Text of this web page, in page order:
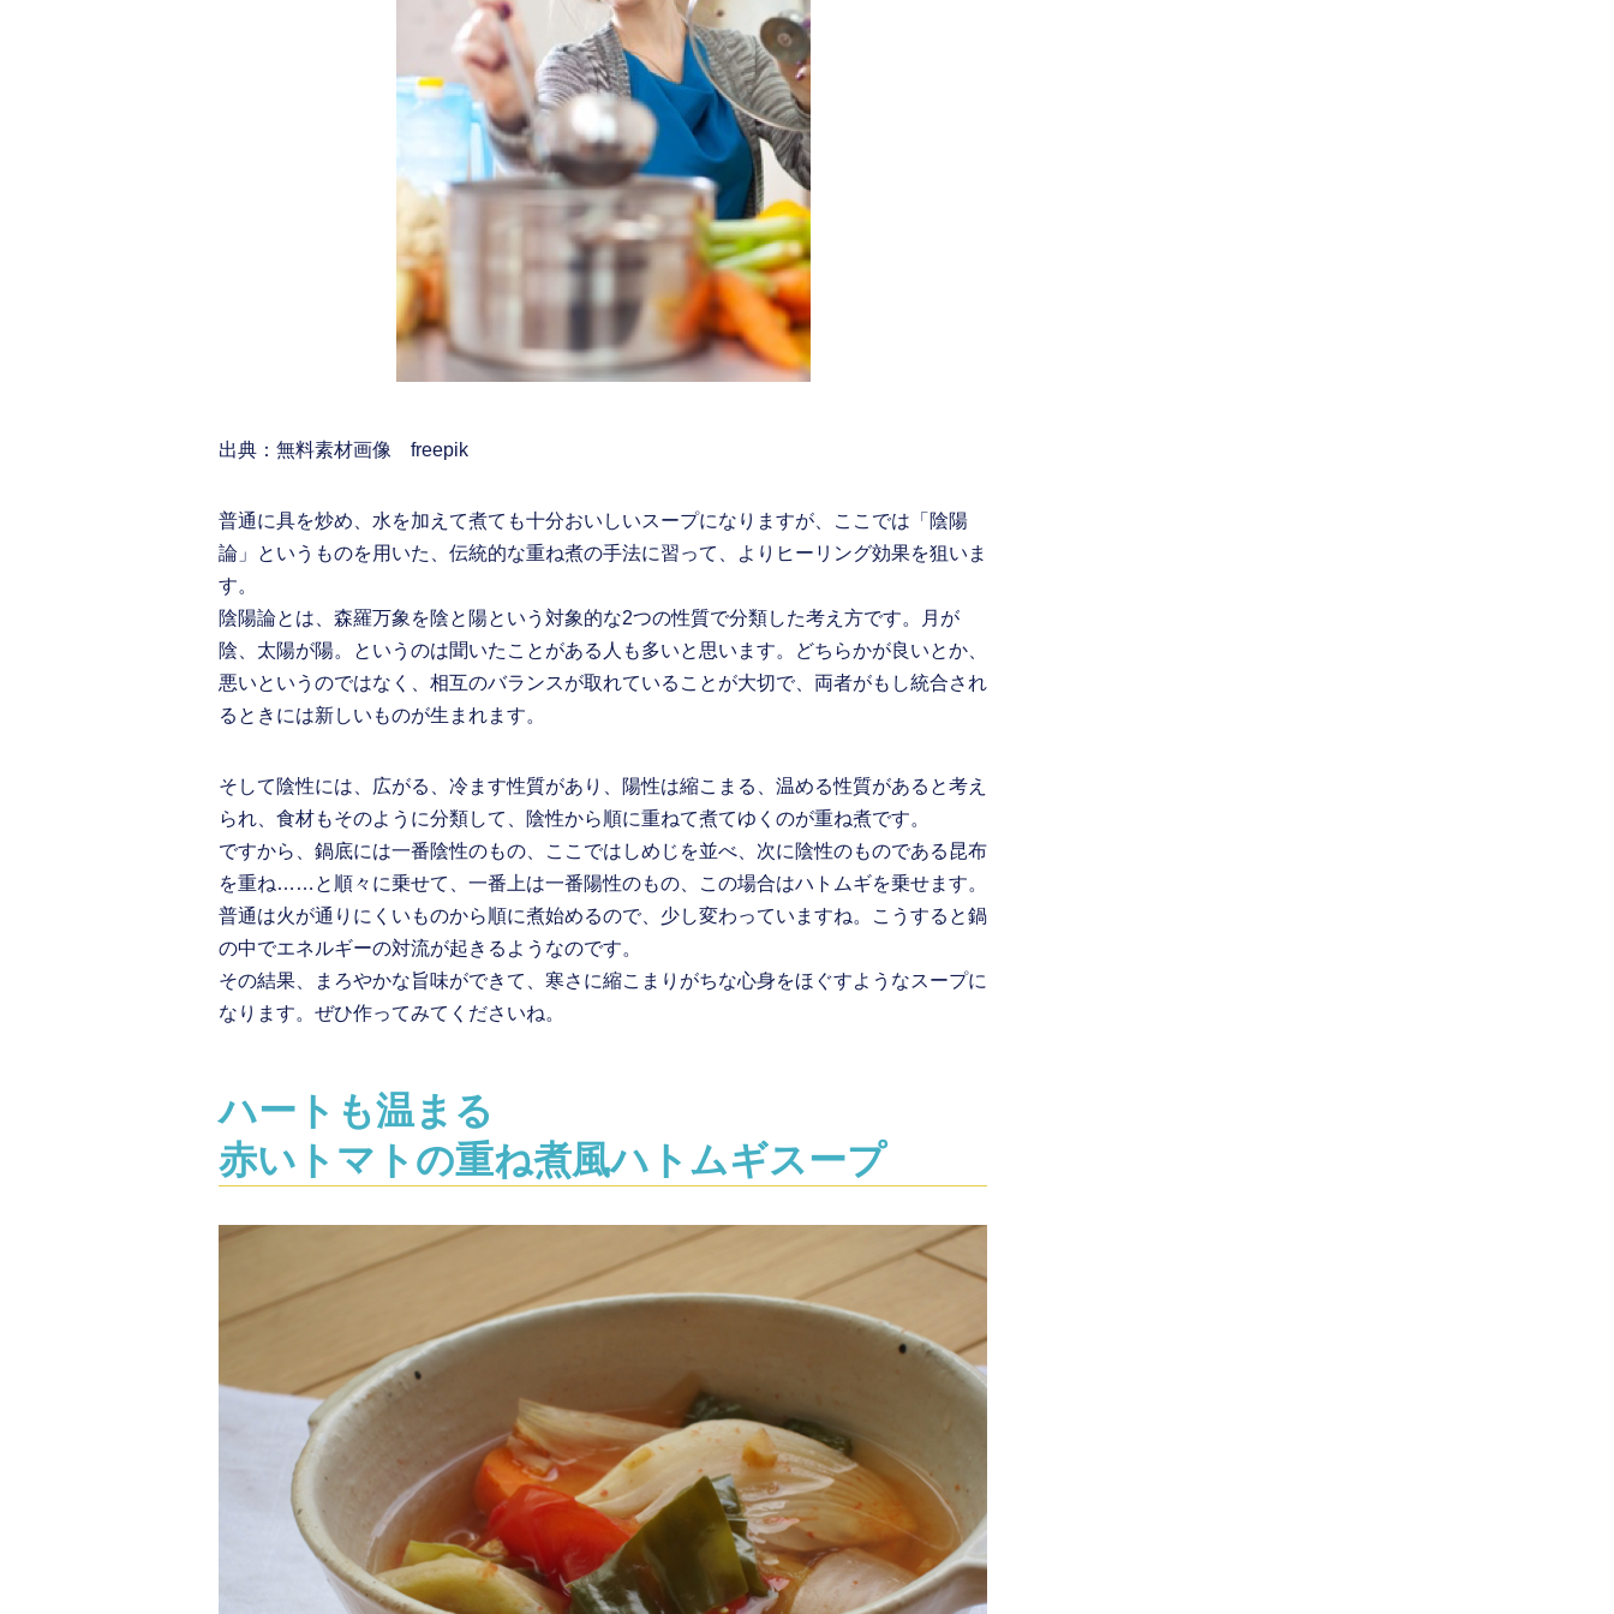
出典：無料素材画像 freepik
普通に具を炒め、水を加えて煮ても十分おいしいスープになりますが、ここでは「陰陽
論」というものを用いた、伝統的な重ね煮の手法に習って、よりヒーリング効果を狙いま
す。
陰陽論とは、森羅万象を陰と陽という対象的な2つの性質で分類した考え方です。月が
陰、太陽が陽。というのは聞いたことがある人も多いと思います。どちらかが良いとか、
悪いというのではなく、相互のバランスが取れていることが大切で、両者がもし統合され
るときには新しいものが生まれます。
そして陰性には、広がる、冷ます性質があり、陽性は縮こまる、温める性質があると考え
られ、食材もそのように分類して、陰性から順に重ねて煮てゆくのが重ね煮です。
ですから、鍋底には一番陰性のもの、ここではしめじを並べ、次に陰性のものである昆布
を重ね……と順々に乗せて、一番上は一番陽性のもの、この場合はハトムギを乗せます。
普通は火が通りにくいものから順に煮始めるので、少し変わっていますね。こうすると鍋
の中でエネルギーの対流が起きるようなのです。
その結果、まろやかな旨味ができて、寒さに縮こまりがちな心身をほぐすようなスープに
なります。ぜひ作ってみてくださいね。
ハートも温まる
赤いトマトの重ね煮風ハトムギスープ